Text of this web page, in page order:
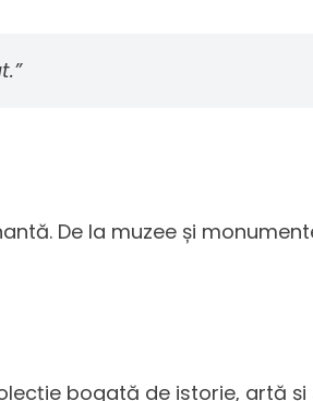
De la muzee și
bogată de istorie, artă și